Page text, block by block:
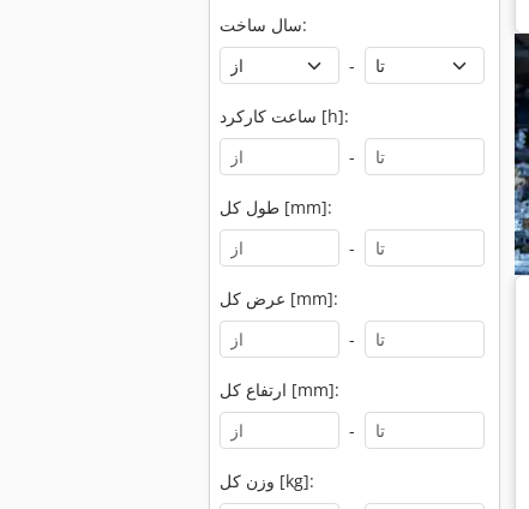
سال ساخت:
-
ساعت کارکرد [h]:
-
طول کل [mm]:
-
عرض کل [mm]:
-
ارتفاع کل [mm]:
-
وزن کل [kg]: